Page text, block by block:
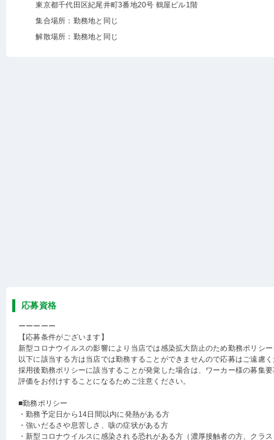
東京都千代田区紀尾井町3番地20号 鶴屋ビル1階
集合場所：勤務地と同じ
解散場所：勤務地と同じ
応募資格
ーーーーー
【応募条件がございます】
新型コロナウイルスの影響により当店では感染拡大防止のため勤務ポリシ
以下に該当する方は当店では勤務することができませんので応募はご遠慮
採用後勤務ポリシーに該当することが発覚した場合は、ワーカー様の募集
評価をお付けすることになるためご注意ください。
■勤務ポリシー
・勤務予定日から14日間以内に発熱がある方
・強いだるさや息苦しさ、咳の症状がある方
・新型コロナウイルスに感染される恐れがある方（濃厚接触者の方、クラ